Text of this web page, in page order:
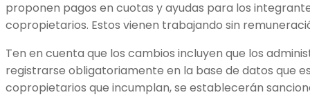
proponen pagos en cuotas y ayudas para los
copropietarios. Estos vienen trabajando sin
Ten en cuenta que los cambios incluyen que los
registrarse obligatoriamente en la base de datos que
copropietarios que incumplan, se establecerán